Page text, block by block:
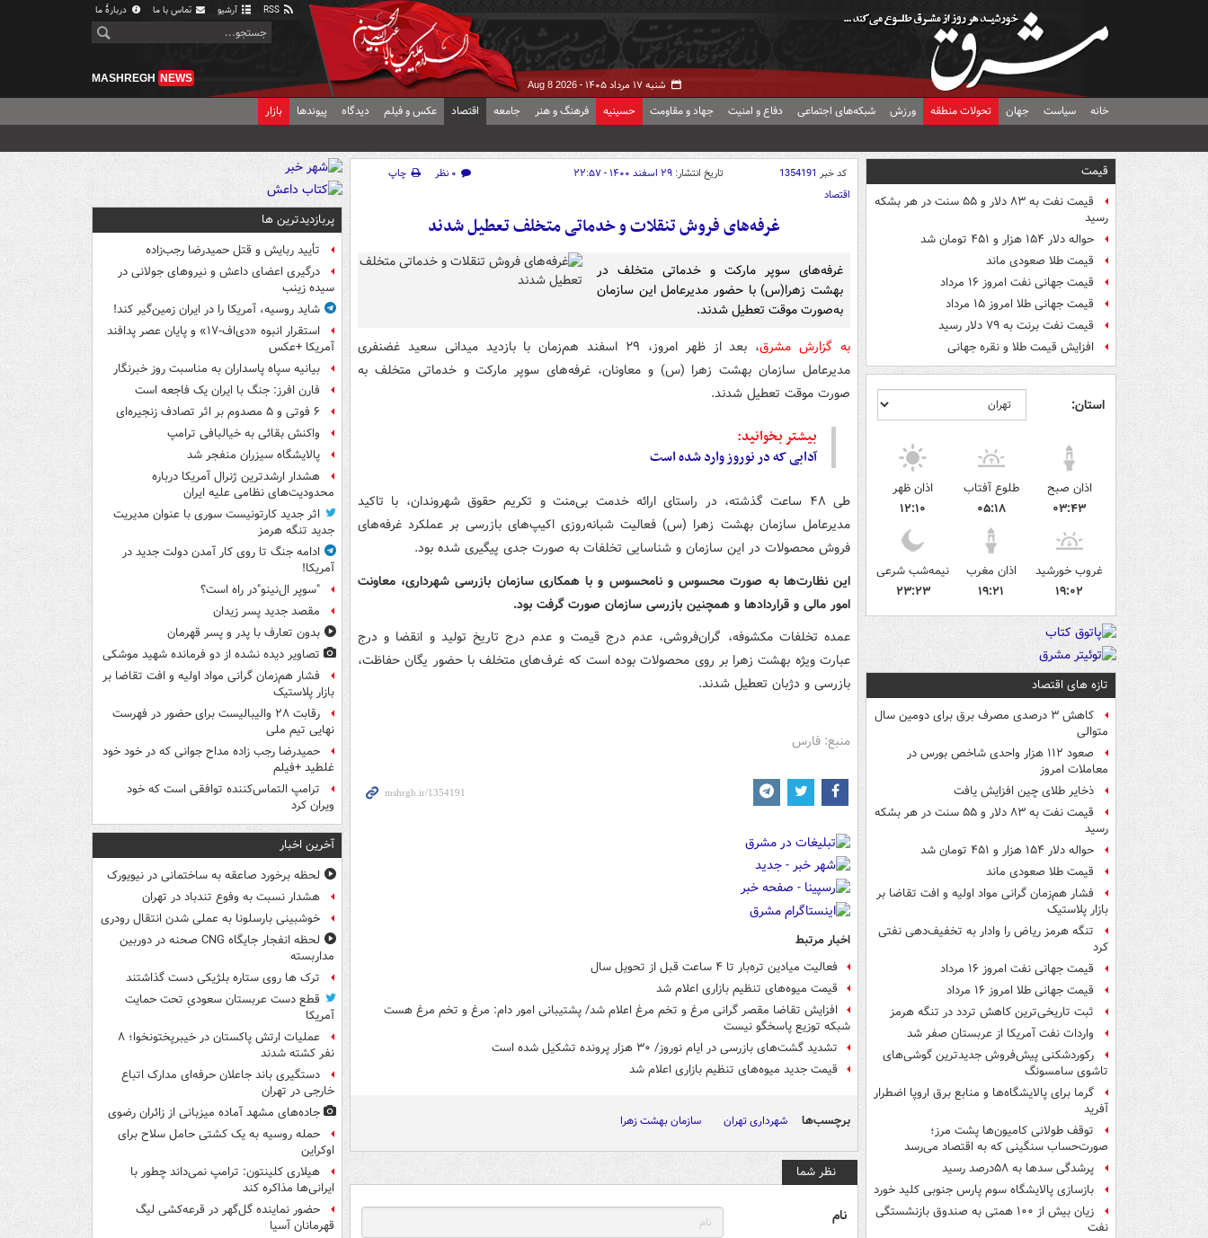
آرشیو تماس با ما دربارهٔ ما
شنبه ۱۷ مرداد ۱۴۰۵ - Aug 8 2026
MASHREGH NEWS
خانه سیاست جهان تحولات منطقه ورزش شبکه‌های اجتماعی دفاع و امنیت جهاد و مقاومت حسینیه فرهنگ و هنر جامعه اقتصاد عکس و فیلم دیدگاه پیوندها بازار
قیمت
قیمت نفت به ۸۳ دلار و ۵۵ سنت در هر بشکه
رسید
حواله دلار ۱۵۴ هزار و ۴۵۱ تومان شد
قیمت طلا صعودی ماند
قیمت جهانی نفت امروز ۱۶ مرداد
قیمت جهانی طلا امروز ۱۵ مرداد
قیمت نفت برنت به ۷۹ دلار رسید
افزایش قیمت طلا و نقره جهانی
استان:
اذان صبح
۰۳:۴۳
طلوع آفتاب
۰۵:۱۸
اذان ظهر
۱۲:۱۰
غروب خورشید
۱۹:۰۲
اذان مغرب
۱۹:۲۱
نیمه‌شب شرعی
۲۳:۲۳
تازه های اقتصاد
کاهش ۳ درصدی مصرف برق برای دومین سال
متوالی
صعود ۱۱۲ هزار واحدی شاخص بورس در
معاملات امروز
ذخایر طلای چین افزایش یافت
قیمت نفت به ۸۳ دلار و ۵۵ سنت در هر بشکه
رسید
حواله دلار ۱۵۴ هزار و ۴۵۱ تومان شد
قیمت طلا صعودی ماند
فشار هم‌زمان گرانی مواد اولیه و افت تقاضا بر
بازار پلاستیک
تنگه هرمز ریاض را وادار به تخفیف‌دهی نفتی
کرد
قیمت جهانی نفت امروز ۱۶ مرداد
قیمت جهانی طلا امروز ۱۶ مرداد
ثبت تاریخی‌ترین کاهش تردد در تنگه هرمز
واردات نفت آمریکا از عربستان صفر شد
رکوردشکنی پیش‌فروش جدیدترین گوشی‌های
تاشوی سامسونگ
گرما برای پالایشگاه‌ها و منابع برق اروپا اضطرار
آفرید
توقف طولانی کامیون‌ها پشت مرز؛
صورت‌حساب سنگینی که به اقتصاد می‌رسد
پرشدگی سدها به ۵۸درصد رسید
بازسازی پالایشگاه سوم پارس جنوبی کلید خورد
زیان بیش از ۱۰۰ همتی به صندوق‌ بازنشستگی
نفت
کد خبر 1354191 تاریخ انتشار: ۲۹ اسفند ۱۴۰۰ - ۲۲:۵۷ ۰ نظر
چاپ
اقتصاد
غرفه‌های فروش تنقلات و خدماتی متخلف تعطیل شدند
غرفه‌های سوپر مارکت و خدماتی متخلف در
بهشت زهرا(س) با حضور مدیرعامل این سازمان
به‌صورت موقت تعطیل شدند.
به گزارش مشرق
، بعد از ظهر امروز، ۲۹ اسفند هم‌زمان با بازدید میدانی سعید غضنفری
مدیرعامل سازمان بهشت زهرا (س) و معاونان، غرفه‌های سوپر مارکت و خدماتی متخلف به
صورت موقت تعطیل شدند.
بیشتر بخوانید:
آدابی که در نوروز وارد شده است
طی ۴۸ ساعت گذشته، در راستای ارائه خدمت بی‌منت و تکریم حقوق شهروندان، با تاکید
مدیرعامل سازمان بهشت زهرا (س) فعالیت شبانه‌روزی اکیپ‌های بازرسی بر عملکرد غرفه‌های
فروش محصولات در این سازمان و شناسایی تخلفات به صورت جدی پیگیری شده بود.
این نظارت‌ها به صورت محسوس و نامحسوس و با همکاری سازمان بازرسی شهرداری، معاونت
امور مالی و قراردادها و همچنین بازرسی سازمان صورت گرفت بود.
عمده تخلفات مکشوفه، گران‌فروشی، عدم درج قیمت و عدم درج تاریخ تولید و انقضا و درج
عبارت ویژه بهشت زهرا بر روی محصولات بوده است که غرف‌های متخلف با حضور یگان حفاظت،
بازرسی و دژبان تعطیل شدند.
منبع: فارس
اخبار مرتبط
فعالیت میادین تره‌بار تا ۴ ساعت قبل از تحویل سال
قیمت میوه‌های تنظیم بازاری اعلام شد
افزایش تقاضا مقصر گرانی مرغ و تخم مرغ اعلام شد/ پشتیبانی امور دام: مرغ و تخم مرغ هست
شبکه توزیع پاسخگو نیست
تشدید گشت‌های بازرسی در ایام نوروز/ ۳۰ هزار پرونده تشکیل شده است
قیمت جدید میوه‌های تنظیم بازاری اعلام شد
برچسب‌ها شهرداری تهران سازمان بهشت زهرا
نظر شما
نام
پربازدیدترین ها
تأیید ربایش و قتل حمیدرضا رجب‌زاده
درگیری اعضای داعش و نیروهای جولانی در
سیده زینب
شاید روسیه، آمریکا را در ایران زمین‌گیر کند!
استقرار انبوه «دی‌اف‑۱۷» و پایان عصر پدافند
آمریکا +عکس
بیانیه سپاه پاسداران به مناسبت روز خبرنگار
فارن افرز: جنگ با ایران یک فاجعه است
۶ فوتی و ۵ مصدوم بر اثر تصادف زنجیره‌ای
واکنش بقائی به خیالبافی ترامپ
پالایشگاه سیزران منفجر شد
هشدار ارشدترین ژنرال آمریکا درباره
محدودیت‌های نظامی علیه ایران
اثر جدید کارتونیست سوری با عنوان مدیریت
جدید تنگه هرمز
ادامه جنگ تا روی کار آمدن دولت جدید در
آمریکا!
"سوپر ال‌نینو"در راه است؟
مقصد جدید پسر زیدان
بدون تعارف با پدر و پسر قهرمان
تصاویر دیده‌ نشده از دو فرمانده شهید موشکی
فشار هم‌زمان گرانی مواد اولیه و افت تقاضا بر
بازار پلاستیک
رقابت ۲۸ والیبالیست برای حضور در فهرست
نهایی تیم ملی
حمیدرضا رجب زاده مداح جوانی که در خود خود
غلطید +فیلم
ترامپ التماس‌کننده توافقی است که خود
ویران کرد
آخرین اخبار
لحظه برخورد صاعقه به ساختمانی در نیویورک
هشدار نسبت به وفوع تندباد در تهران
خوشبینی بارسلونا به عملی شدن انتقال رودری
لحظه انفجار جایگاه CNG صحنه در دوربین
مداربسته
ترک ها روی ستاره بلژیکی دست گذاشتند
قطع دست عربستان سعودیِ تحت حمایت
آمریکا
عملیات ارتش پاکستان در خیبرپختونخوا؛ ۸
نفر کشته شدند
دستگیری باند جاعلان حرفه‌ای مدارک اتباع
خارجی در تهران
جاده‌های مشهد آماده میزبانی از زائران رضوی
حمله روسیه به یک کشتی حامل سلاح برای
اوکراین
هیلاری کلینتون: ترامپ نمی‌داند چطور با
ایرانی‌ها مذاکره کند
حضور نماینده گل‌گهر در قرعه‌کشی لیگ
قهرمانان آسیا